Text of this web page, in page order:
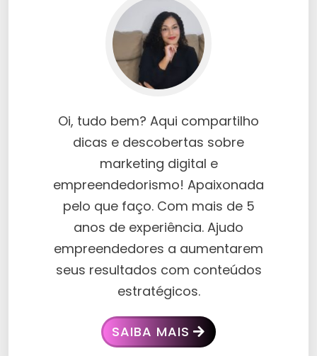
Oi, tudo bem? Aqui compartilho
dicas e descobertas sobre
marketing digital e
empreendedorismo! Apaixonada
pelo que faço. Com mais de 5
anos de experiência. Ajudo
empreendedores a aumentarem
seus resultados com conteúdos
estratégicos.
SAIBA MAIS